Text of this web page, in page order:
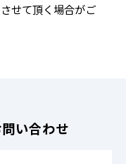
せて頂く場合がご
い合わせ